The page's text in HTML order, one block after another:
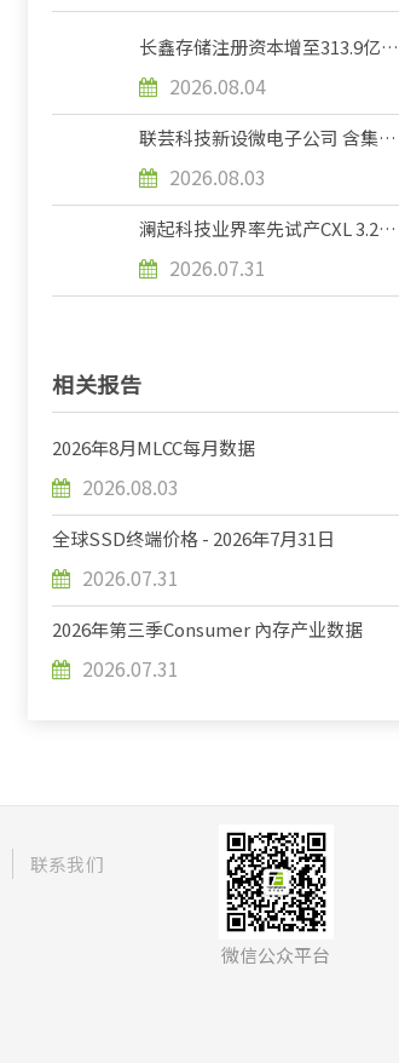
长鑫存储注册资本增至313.9亿元
2026.08.04
联芸科技新设微电子公司 含集成
2026.08.03
澜起科技业界率先试产CXL 3.2内
2026.07.31
相关报告
2026年8月MLCC每月数据
2026.08.03
全球SSD终端价格 - 2026年7月31日
2026.07.31
2026年第三季Consumer 內存产业数据
2026.07.31
联系我们
微信公众平台